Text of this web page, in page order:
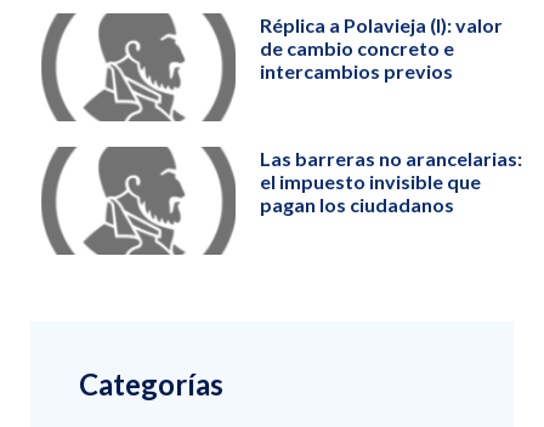
Réplica a Polavieja (I): valor
de cambio concreto e
intercambios previos
Las barreras no arancelarias:
el impuesto invisible que
pagan los ciudadanos
Categorías